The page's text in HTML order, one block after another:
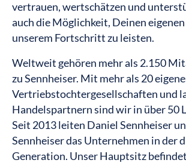
vertrauen, wertschätzen und
auch die Möglichkeit, Deinen
unserem Fortschritt zu leisten.
Weltweit gehören mehr als 2.150
zu Sennheiser. Mit mehr als 20
Vertriebstochtergesellschaften und
Handelspartnern sind wir in über 50
Seit 2013 leiten Daniel Sennheiser
Sennheiser das Unternehmen in der
Generation. Unser Hauptsitz